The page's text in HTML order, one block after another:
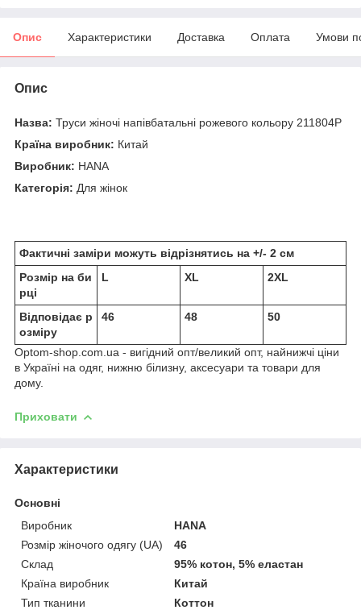
Опис Характеристики Доставка Оплата Умови
Опис
Назва: Труси жіночі напівбатальні рожевого кольору 211804P
Країна виробник: Китай
Виробник: HANA
Категорія: Для жінок
Фактичні заміри можуть відрізнятись на +/- 2 см
Розмір на би
рці
L XL 2XL
Відповідає р
озміру
46 48 50
Optom-shop.com.ua - вигідний опт/великий опт, найнижчі ціни
в Україні на одяг, нижню білизну, аксесуари та товари для
дому.
Приховати
Характеристики
Основні
Виробник
HANA
Розмір жіночого одягу (UA)
46
Склад
95% котон, 5% еластан
Країна виробник
Китай
Тип тканини
Коттон